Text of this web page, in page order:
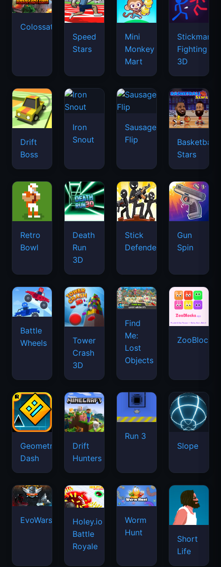
Colossatron
Speed
Stars
Mini
Monkey
Mart
Stickman
Fighting
3D
Drift
Boss
Iron
Snout
Sausage
Flip
Basketball
Stars
Retro
Bowl
Death
Run
3D
Stick
Defenders
Gun
Spin
Battle
Wheels
Tower
Crash
3D
Find
Me:
Lost
Objects
ZooBlocks
Geometry
Dash
Drift
Hunters
Run 3
Slope
EvoWars.io
Holey.io
Battle
Royale
Worm
Hunt
Short
Life